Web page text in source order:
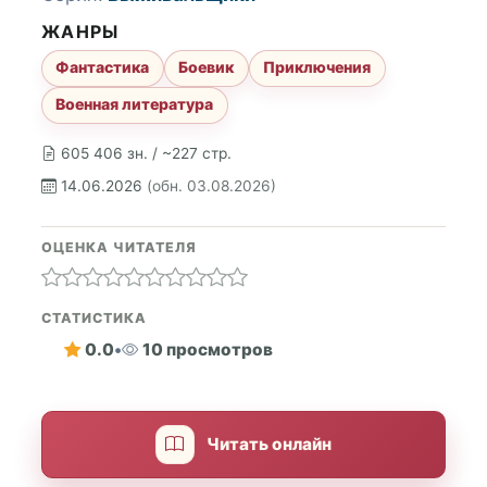
605 406 зн. / ~227 стр.
14.06.2026 (обн. 03.08.2026)
ЖАНРЫ
Фантастика Боевик
Приключения
Военная литература
ОЦЕНКА ЧИТАТЕЛЯ
СТАТИСТИКА
0.0• 10 просмотров
Читать онлайн